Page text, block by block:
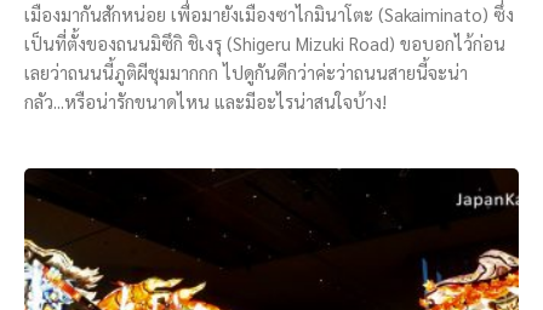
เมืองมากันสักหน่อย เพื่อมายังเมืองซาไกมินาโตะ (Sakaiminato) ซึ่ง
เป็นที่ตั้งของถนนมิซึกิ ชิเงรุ (Shigeru Mizuki Road) ขอบอกไว้ก่อน
เลยว่าถนนนี้ภูติผีชุมมากกก ไปดูกันดีกว่าค่ะว่าถนนสายนี้จะน่า
กลัว...หรือน่ารักขนาดไหน และมีอะไรน่าสนใจบ้าง!